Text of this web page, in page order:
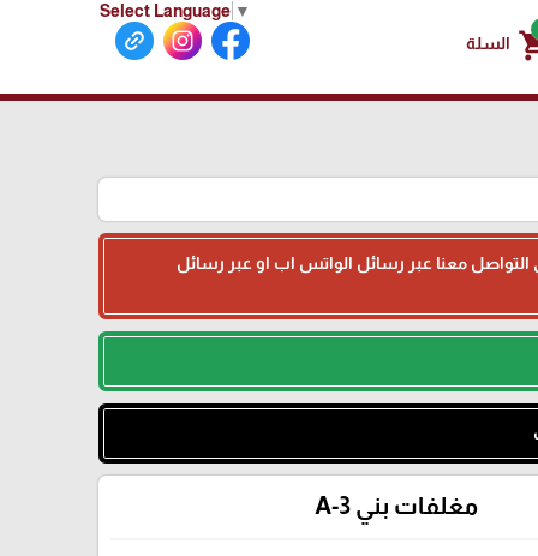
Select Language ▼
السلة
التواصل معنا عبر رسائل الواتس اب او عبر رسائل
مغلفات بني A-3